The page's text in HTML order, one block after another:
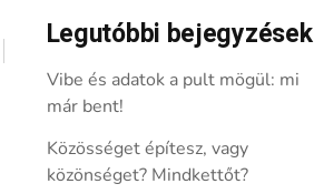
Legutóbbi bejegyzések
Vibe és adatok a pult mögül: mi
már bent!
Közösséget építesz, vagy
közönséget? Mindkettőt?